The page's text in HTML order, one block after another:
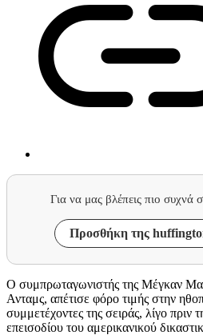
Για να μας βλέπεις πιο συχνά
Προσθήκη της
Ο συμπρωταγωνιστής της Μέγκαν
Ανταμς, απέτισε φόρο τιμής στην
συμμετέχοντες της σειράς, λίγο πριν
επεισοδίου του αμερικανικού